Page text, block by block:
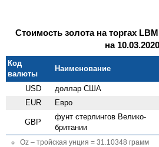
Стоимость золота на торгах
на 10.03.2020
Код
валюты
Наименование
USD доллар США
EUR Евро
GBP
фунт стерлингов Велико­
британии
Oz – тройская унция = 31.10348 грамм